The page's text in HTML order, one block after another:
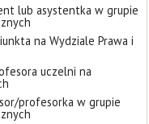
lub asystentka w grupie
na Wydziale Prawa i
uczelni na
profesorka w grupie